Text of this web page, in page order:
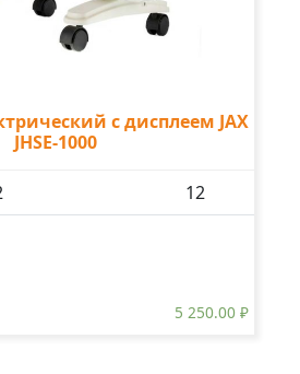
с дисплеем JAX
JHSE-1000
12
5 250.00 ₽